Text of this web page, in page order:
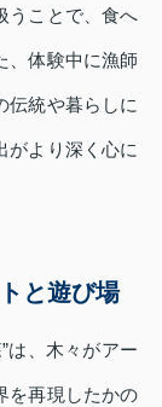
うことで、食へ
、体験中に漁師
伝統や暮らしに
がより深く心に
と遊び場
は、木々がアー
を再現したかの